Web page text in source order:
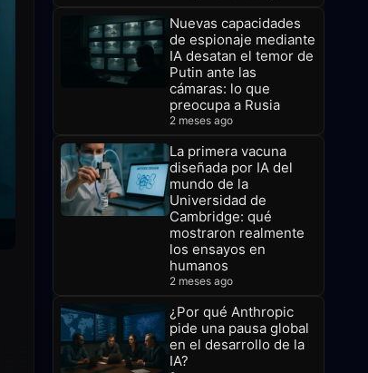
Nuevas capacidades
de espionaje mediante
IA desatan el temor de
Putin ante las
cámaras: lo que
preocupa a Rusia
2 meses ago
La primera vacuna
diseñada por IA del
mundo de la
Universidad de
Cambridge: qué
mostraron realmente
los ensayos en
humanos
2 meses ago
¿Por qué Anthropic
pide una pausa global
en el desarrollo de la
IA?